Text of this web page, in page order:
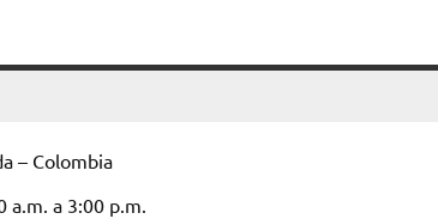
– Colombia
a.m. a 3:00 p.m.